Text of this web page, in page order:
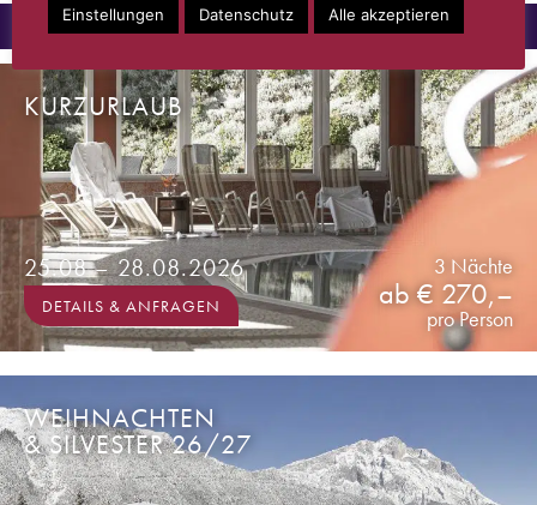
URLAUB INFO TOP PAUSCHALEN
pro Person
ab € 270,–
3 Nächte
DETAILS & ANFRAGEN
25.08 – 28.08.2026
KURZURLAUB
WEIHNACHTEN
& SILVESTER 26/27
Einstellungen Datenschutz Alle akzeptieren